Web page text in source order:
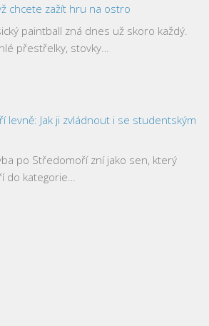
chcete zažít hru na ostro
paintball zná dnes už skoro každý.
přestřelky, stovky…
levně: Jak ji zvládnout i se studentským
po Středomoří zní jako sen, který
do kategorie…